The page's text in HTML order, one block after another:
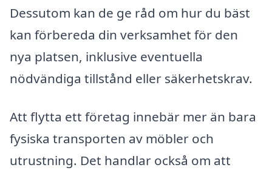
Dessutom kan de ge råd om hur du bäst
kan förbereda din verksamhet för den
nya platsen, inklusive eventuella
nödvändiga tillstånd eller säkerhetskrav.
Att flytta ett företag innebär mer än bara
fysiska transporten av möbler och
utrustning. Det handlar också om att